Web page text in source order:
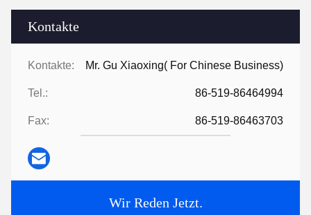
Kontakte
Kontakte: Mr. Gu Xiaoxing( For Chinese Business)
Tel.: 86-519-86464994
Fax: 86-519-86463703
Wir Reden Jetzt.